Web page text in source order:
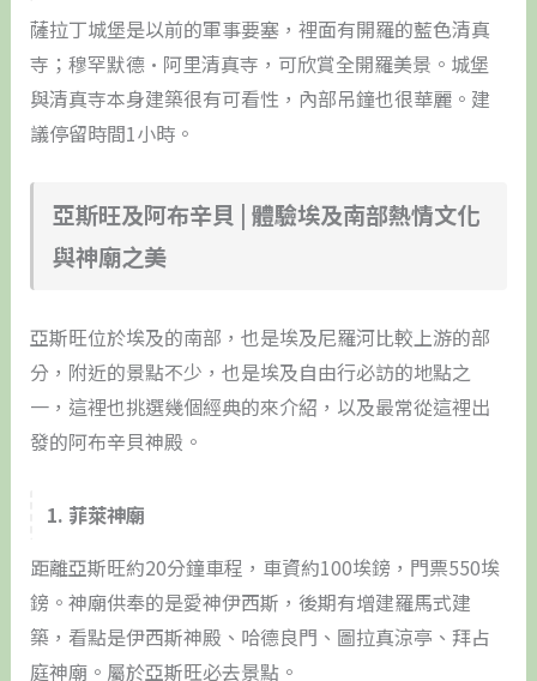
薩拉丁城堡是以前的軍事要塞，裡面有開羅的藍色清真
寺；穆罕默德•阿里清真寺，可欣賞全開羅美景。城堡
與清真寺本身建築很有可看性，內部吊鐘也很華麗。建
議停留時間1小時。
亞斯旺及阿布辛貝 | 體驗埃及南部熱情文化
與神廟之美
亞斯旺位於埃及的南部，也是埃及尼羅河比較上游的部
分，附近的景點不少，也是埃及自由行必訪的地點之
一，這裡也挑選幾個經典的來介紹，以及最常從這裡出
發的阿布辛貝神殿。
1. 菲萊神廟
距離亞斯旺約20分鐘車程，車資約100埃鎊，門票550埃
鎊。神廟供奉的是愛神伊西斯，後期有增建羅馬式建
築，看點是伊西斯神殿、哈德良門、圖拉真涼亭、拜占
庭神廟。屬於亞斯旺必去景點。